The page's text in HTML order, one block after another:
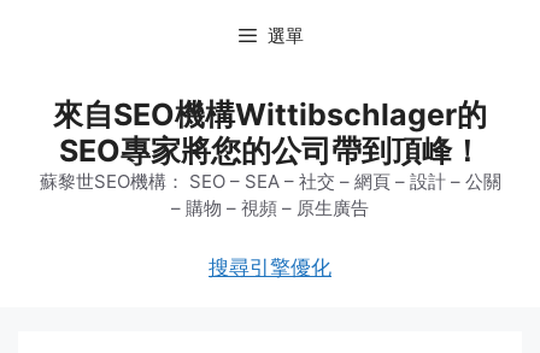
選單
來自SEO機構Wittibschlager的
SEO專家將您的公司帶到頂峰！
蘇黎世SEO機構： SEO – SEA – 社交 – 網頁 – 設計 – 公關
– 購物 – 視頻 – 原生廣告
搜尋引擎優化